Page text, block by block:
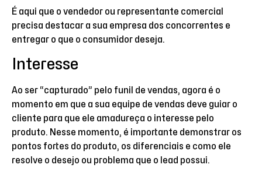
É aqui que o vendedor ou representante comercial
precisa destacar a sua empresa dos concorrentes e
entregar o que o consumidor deseja.
Interesse
Ao ser “capturado” pelo funil de vendas, agora é o
momento em que a sua equipe de vendas deve guiar o
cliente para que ele amadureça o interesse pelo
produto. Nesse momento, é importante demonstrar os
pontos fortes do produto, os diferenciais e como ele
resolve o desejo ou problema que o lead possui.